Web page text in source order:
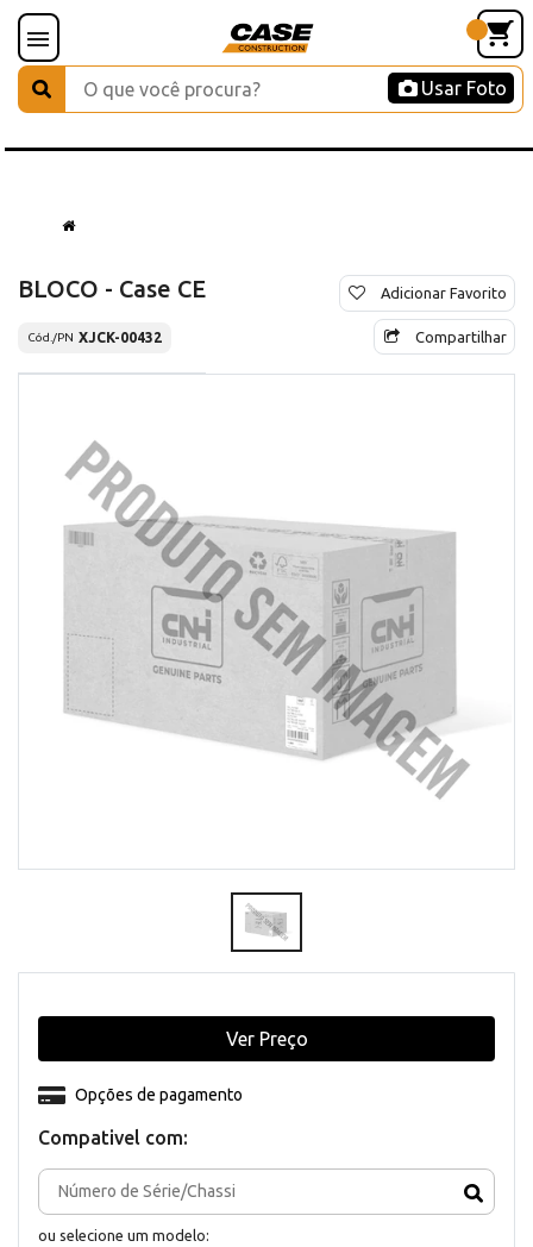
Usar Foto
BLOCO - Case CE
Cód./PN XJCK-00432
Adicionar Favorito
Compartilhar
Compativel com:
ou selecione um modelo:
Opções de pagamento
Ver Preço